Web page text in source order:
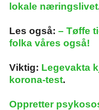
lokale næringslivet
Les også: – Tøffe
folka våres også!
Viktig: Legevakta
korona-test.
Oppretter